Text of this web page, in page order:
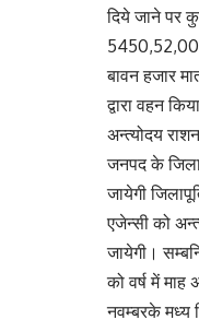
दिये जाने पर
बावन हजार
द्वारा वहन
अन्त्योदय
जनपद के
जायेगी
एजेन्सी को
जायेगी।
को वर्ष में
नवम्बरके मध्य